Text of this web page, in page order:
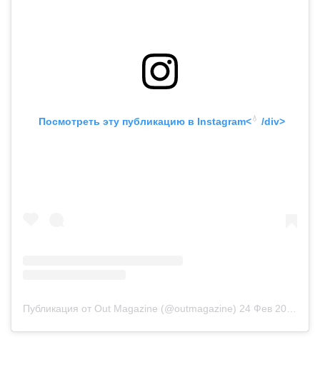
Посмотреть эту публикацию в Instagram<💧 /div>
Публикация от Out Magazine (@outmagazine) 24 Фев 2019 в 2:58 PST